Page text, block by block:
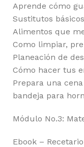
Aprende cómo
Sustitutos
Alimentos que
Como limpiar,
Planeación de
Cómo hacer tus
Prepara una
bandeja para
Módulo No.3:
Ebook –